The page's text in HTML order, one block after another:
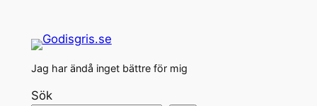
Jag har ändå inget bättre för mig
Sök